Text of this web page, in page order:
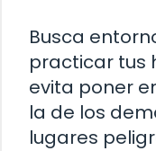
Busca
practicar tus
evita poner
la de los
lugares